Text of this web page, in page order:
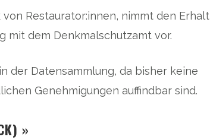
Restaurator:innen, nimmt den Erhalt
mit dem Denkmalschutzamt vor.
der Datensammlung, da bisher keine
Genehmigungen auffindbar sind.
»